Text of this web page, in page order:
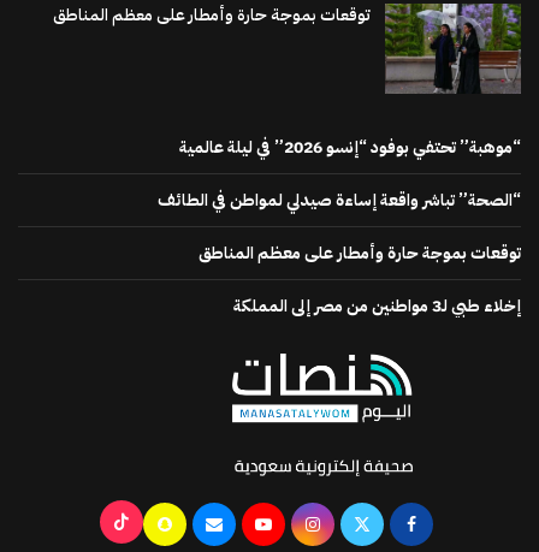
توقعات بموجة حارة وأمطار على معظم المناطق
“موهبة” تحتفي بوفود “إنسو 2026” في ليلة عالمية
“الصحة” تباشر واقعة إساءة صيدلي لمواطن في الطائف
توقعات بموجة حارة وأمطار على معظم المناطق
إخلاء طبي لـ3 مواطنين من مصر إلى المملكة